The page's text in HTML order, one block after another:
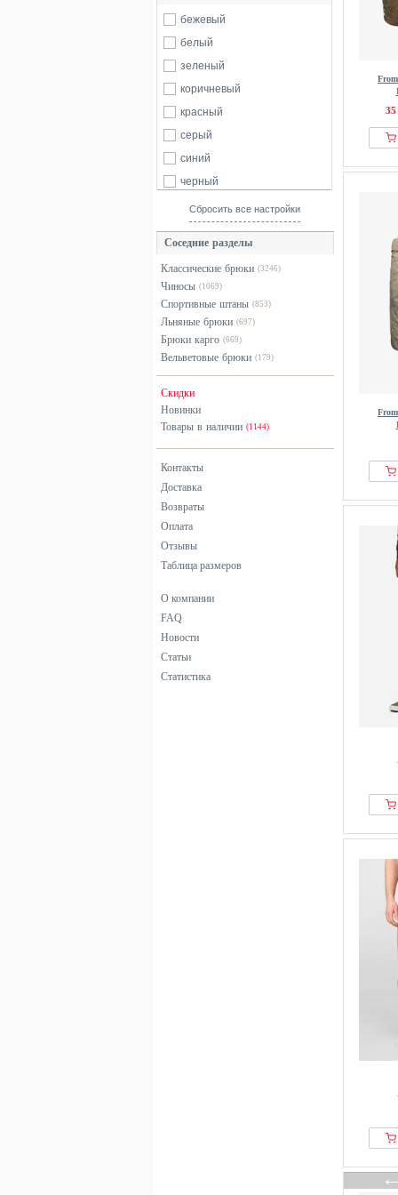
62 64
70
бежевый
белый
зеленый
коричневый
красный
серый
синий
черный
Сбросить все настройки
Соседние разделы
Классические брюки (3246)
Чиносы (1069)
Спортивные штаны (853)
Льняные брюки (697)
Брюки карго (669)
Вельветовые брюки (179)
Скидки
Новинки
Товары в наличии (1144)
Контакты
Доставка
Возвраты
Оплата
Отзывы
Таблица размеров
О компании
FAQ
Новости
Статьи
Статистика
35